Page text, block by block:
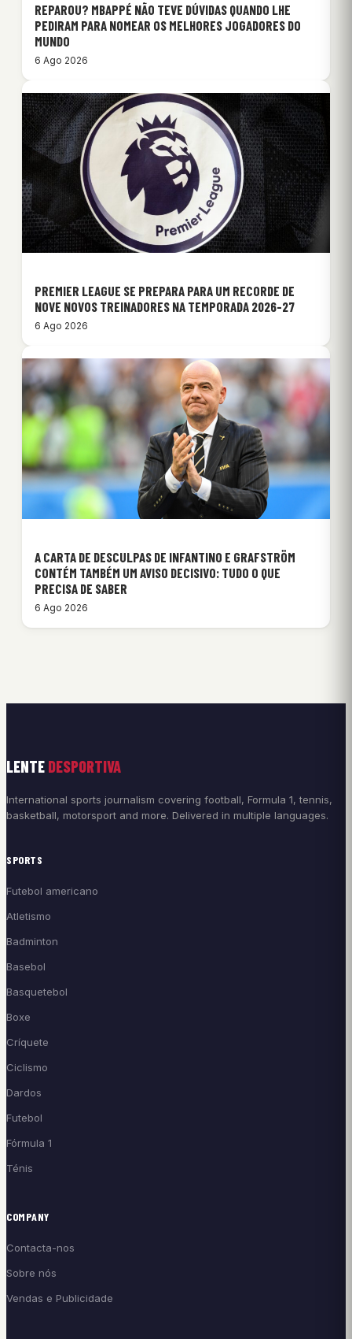
REPAROU? MBAPPÉ NÃO TEVE DÚVIDAS QUANDO LHE
PEDIRAM PARA NOMEAR OS MELHORES JOGADORES DO
MUNDO
6 Ago 2026
PREMIER LEAGUE SE PREPARA PARA UM RECORDE DE
NOVE NOVOS TREINADORES NA TEMPORADA 2026-27
6 Ago 2026
A CARTA DE DESCULPAS DE INFANTINO E GRAFSTRÖM
CONTÉM TAMBÉM UM AVISO DECISIVO: TUDO O QUE
PRECISA DE SABER
6 Ago 2026
LENTE DESPORTIVA
International sports journalism covering football, Formula 1, tennis,
basketball, motorsport and more. Delivered in multiple languages.
SPORTS
Futebol americano
Atletismo
Badminton
Basebol
Basquetebol
Boxe
Críquete
Ciclismo
Dardos
Futebol
Fórmula 1
Ténis
COMPANY
Contacta-nos
Sobre nós
Vendas e Publicidade